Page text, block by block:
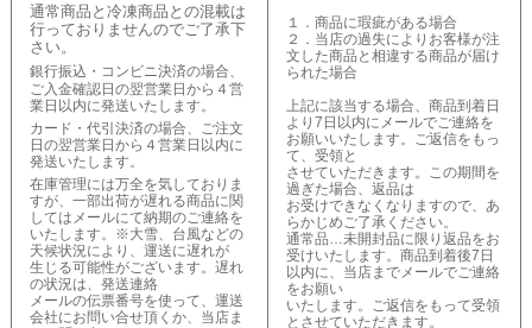
通常商品と冷凍商品との混載は
行っておりませんのでご了承下
さい。
銀行振込・コンビニ決済の場合、
ご入金確認日の翌営業日から４営
業日以内に発送いたします。
カード・代引決済の場合、ご注文
日の翌営業日から４営業日以内に
発送いたします。
在庫管理には万全を気しておりま
すが、一部出荷が遅れる商品に関
してはメールにて納期のご連絡を
いたします。※大雪、台風などの
天候状況により、運送に遅れが
生じる可能性がございます。遅れ
の状況は、発送連絡
メールの伝票番号を使って、運送
会社にお問い合せ頂くか、当店ま
１．商品に瑕疵がある場合
２．当店の過失によりお客様が注
文した商品と相違する商品が届け
られた場合
上記に該当する場合、商品到着日
より7日以内にメールでご連絡を
お願いいたします。ご返信をもっ
て、受領と
させていただきます。この期間を
過ぎた場合、返品は
お受けできなくなりますので、あ
らかじめご了承ください。
通常品…未開封品に限り返品をお
受けいたします。商品到着後7日
以内に、当店までメールでご連絡
をお願い
いたします。ご返信をもって受領
とさせていただきます。